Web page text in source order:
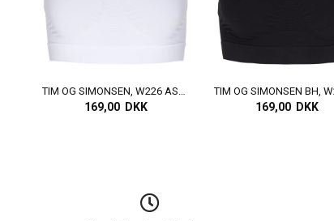
TIM OG SIMONSEN, W226 ASTA WIDE BRA, WHITE
169,00 DKK 169,00 DKK